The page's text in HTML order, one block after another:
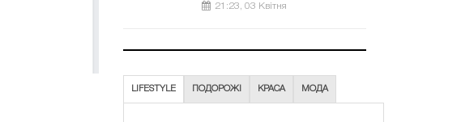
21:23, 03 Квітня
LIFESTYLE ПОДОРОЖІ КРАСА МОДА